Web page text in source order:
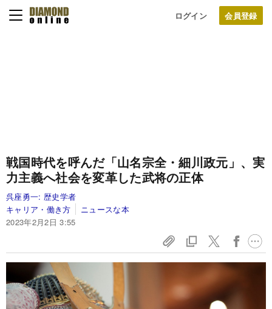
ログイン
戦国時代を呼んだ「山名宗全・細川政元」、実
力主義へ社会を変革した武将の正体
呉座勇一: 歴史学者
キャリア・働き方
ニュースな本
2023年2月2日 3:55